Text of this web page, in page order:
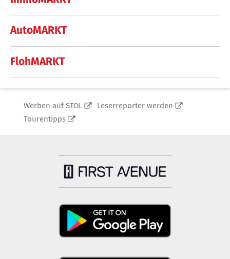
AutoMARKT
FlohMARKT
Werben auf STOL
Leserreporter werden
Tourentipps